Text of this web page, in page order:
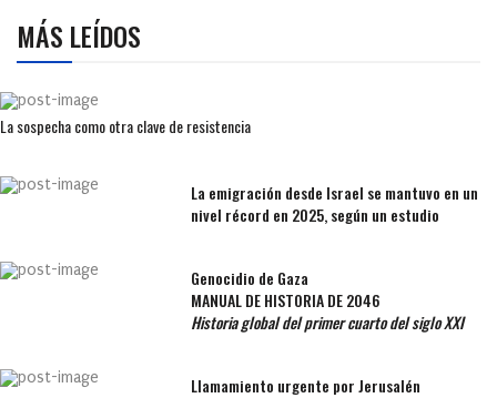
MÁS LEÍDOS
La sospecha como otra clave de resistencia
La emigración desde Israel se mantuvo en un
nivel récord en 2025, según un estudio
Genocidio de Gaza
MANUAL DE HISTORIA DE 2046
Historia global del primer cuarto del siglo XXI
Llamamiento urgente por Jerusalén